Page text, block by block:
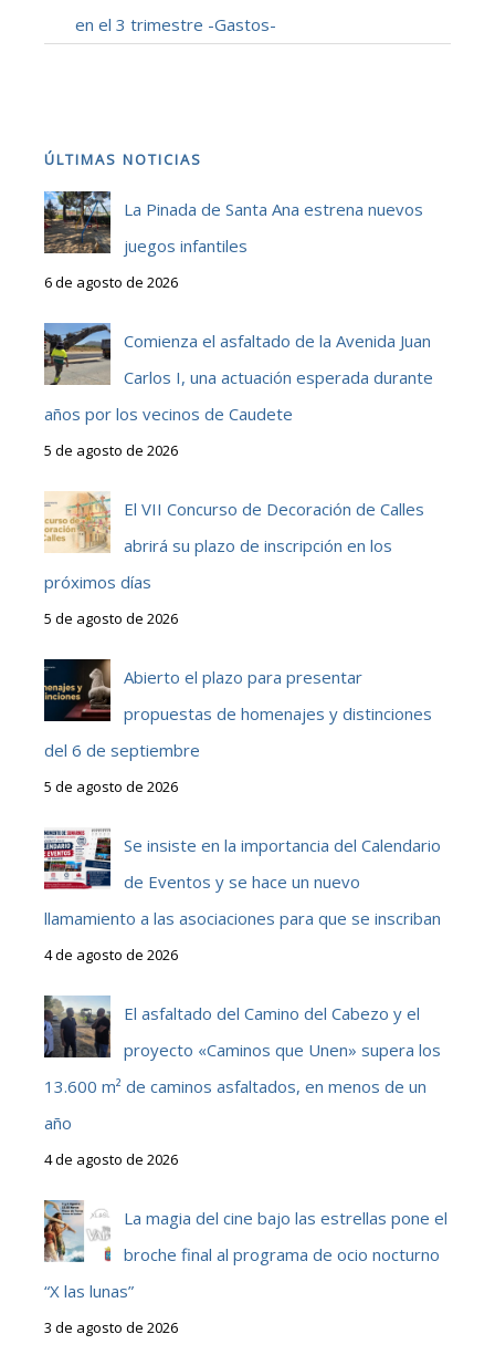
en el 3 trimestre -Gastos-
ÚLTIMAS NOTICIAS
La Pinada de Santa Ana estrena nuevos
juegos infantiles
6 de agosto de 2026
Comienza el asfaltado de la Avenida Juan
Carlos I, una actuación esperada durante
años por los vecinos de Caudete
5 de agosto de 2026
El VII Concurso de Decoración de Calles
abrirá su plazo de inscripción en los
próximos días
5 de agosto de 2026
Abierto el plazo para presentar
propuestas de homenajes y distinciones
del 6 de septiembre
5 de agosto de 2026
Se insiste en la importancia del Calendario
de Eventos y se hace un nuevo
llamamiento a las asociaciones para que se inscriban
4 de agosto de 2026
El asfaltado del Camino del Cabezo y el
proyecto «Caminos que Unen» supera los
13.600 m² de caminos asfaltados, en menos de un
año
4 de agosto de 2026
La magia del cine bajo las estrellas pone el
broche final al programa de ocio nocturno
“X las lunas”
3 de agosto de 2026